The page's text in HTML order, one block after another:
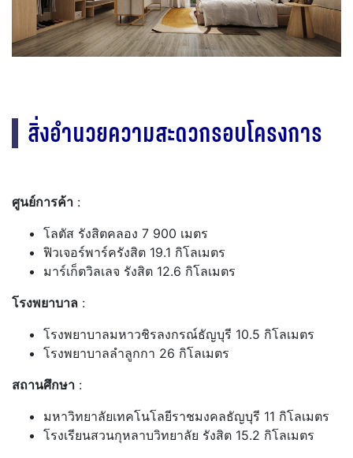
สิ่งอำนวยความสะดวกรอบโครงการ
ศูนย์การค้า :
โลตัส รังสิตคลอง 7 900 เมตร
ฟิวเจอร์พาร์ครังสิต 19.1 กิโลเมตร
มาร์เก็ตวิลเลจ รังสิต 12.6 กิโลเมตร
โรงพยาบาล :
โรงพยาบาลมหาวชิรลงกรณ์ธัญบุรี 10.5 กิโลเมตร
โรงพยาบาลลำลูกกา 26 กิโลเมตร
สถานศึกษา :
มหาวิทยาลัยเทคโนโลยีราชมงคลธัญบุรี 11 กิโลเมตร
โรงเรียนสวนกุหลาบวิทยาลัย รังสิต 15.2 กิโลเมตร